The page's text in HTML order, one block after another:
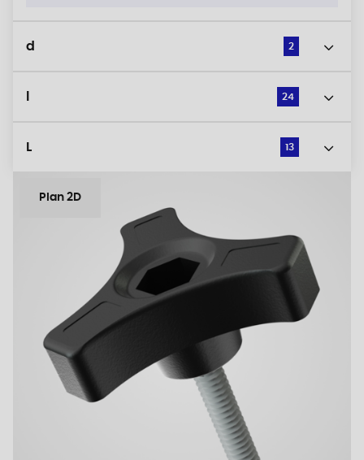
d 2
24
L 13
Plan 2D